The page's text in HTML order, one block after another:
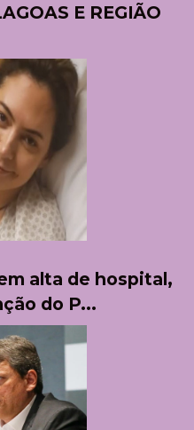
E REGIÃO
alta de hospital,
do P...